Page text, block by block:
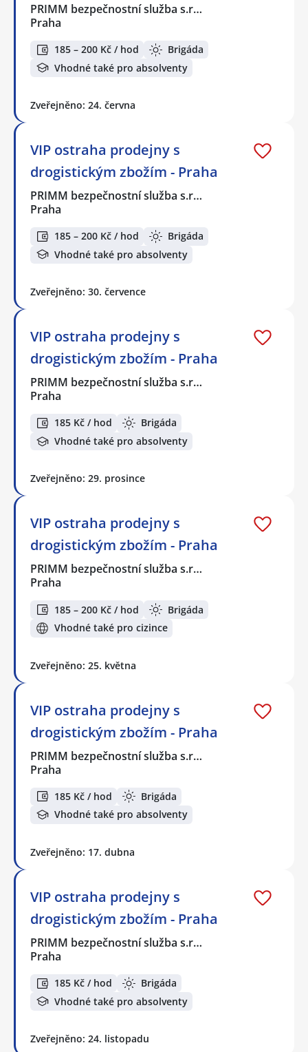
PRIMM bezpečnostní služba s.r…
Praha
185 – 200 Kč / hod
Brigáda
Vhodné také pro absolventy
Zveřejněno: 24. června
VIP ostraha prodejny s
drogistickým zbožím - Praha
PRIMM bezpečnostní služba s.r…
Praha
185 – 200 Kč / hod
Brigáda
Vhodné také pro absolventy
Zveřejněno: 30. července
VIP ostraha prodejny s
drogistickým zbožím - Praha
PRIMM bezpečnostní služba s.r…
Praha
185 Kč / hod
Brigáda
Vhodné také pro absolventy
Zveřejněno: 29. prosince
VIP ostraha prodejny s
drogistickým zbožím - Praha
PRIMM bezpečnostní služba s.r…
Praha
185 – 200 Kč / hod
Brigáda
Vhodné také pro cizince
Zveřejněno: 25. května
VIP ostraha prodejny s
drogistickým zbožím - Praha
PRIMM bezpečnostní služba s.r…
Praha
185 Kč / hod
Brigáda
Vhodné také pro absolventy
Zveřejněno: 17. dubna
VIP ostraha prodejny s
drogistickým zbožím - Praha
PRIMM bezpečnostní služba s.r…
Praha
185 Kč / hod
Brigáda
Vhodné také pro absolventy
Zveřejněno: 24. listopadu